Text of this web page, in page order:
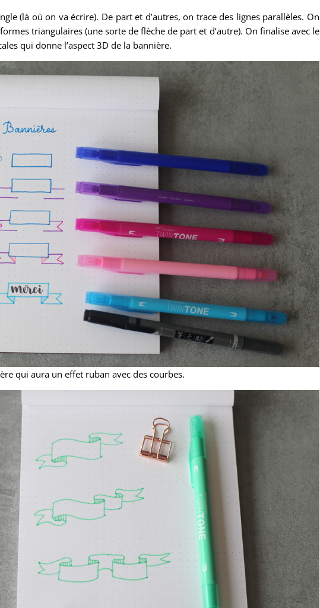
(là où on va écrire). De part et d’autres, on trace des lignes parallèles. On
triangulaires (une sorte de flèche de part et d’autre). On finalise avec le
qui donne l’aspect 3D de la bannière.
qui aura un effet ruban avec des courbes.